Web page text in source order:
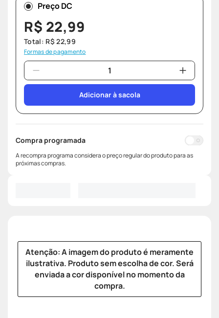
Preço DC
R$ 22,99
Total: R$ 22,99
Formas de pagamento
Adicionar à sacola
Compra programada
A recompra programa considera o preço regular do produto para as
próximas compras.
Atenção: A imagem do produto é meramente
ilustrativa. Produto sem escolha de cor. Será
enviada a cor disponível no momento da
compra.